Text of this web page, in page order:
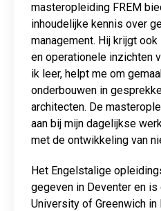
masteropleiding FREM
inhoudelijke kennis over
management. Hij krijgt
en operationele inzichten
ik leer, helpt me om
onderbouwen in
architecten. De
aan bij mijn dagelijkse
met de ontwikkeling van
Het Engelstalige
gegeven in Deventer en
University of Greenwich in